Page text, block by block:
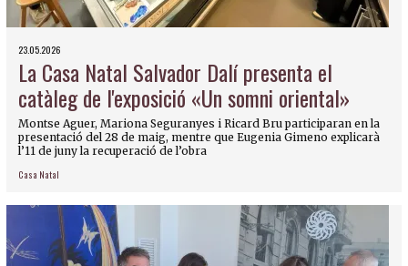
23.05.2026
La Casa Natal Salvador Dalí presenta el
catàleg de l'exposició «Un somni oriental»
Montse Aguer, Mariona Seguranyes i Ricard Bru participaran en la
presentació del 28 de maig, mentre que Eugenia Gimeno explicarà
l’11 de juny la recuperació de l’obra
Casa Natal